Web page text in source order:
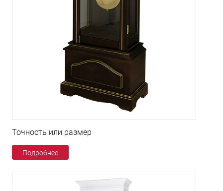
Точность или размер
Подробнее